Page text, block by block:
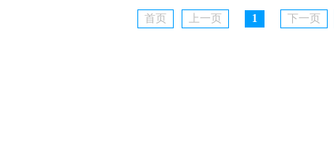
首页 上一页 1 下一页